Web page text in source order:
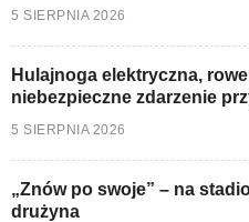
5 SIERPNIA 2026
Hulajnoga elektryczna,
niebezpieczne zdarzenie
5 SIERPNIA 2026
„Znów po swoje” – na
drużyna